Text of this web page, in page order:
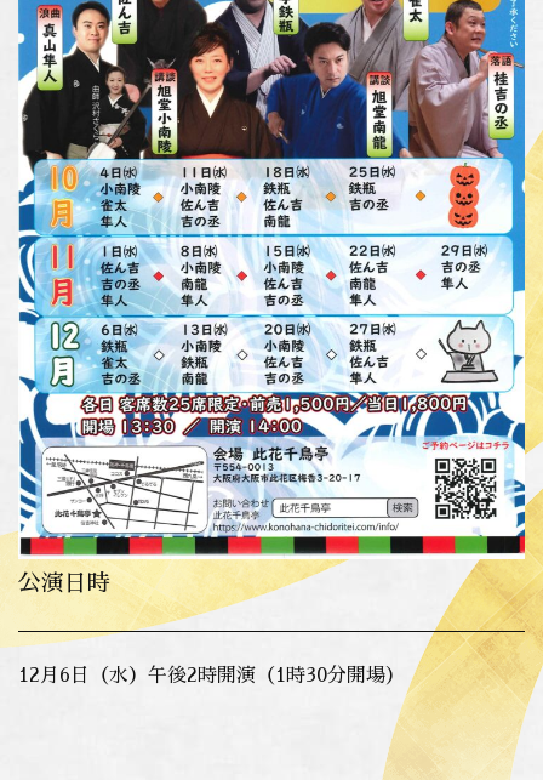
公演日時
12月6日（水）午後2時開演（1時30分開場）